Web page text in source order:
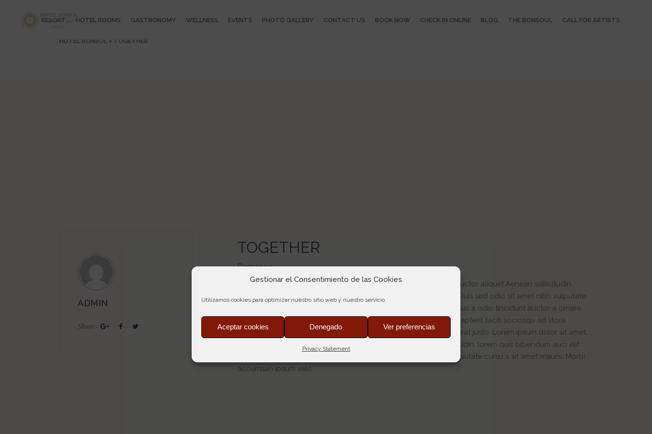
Gestionar el Consentimiento de las Cookies
Utilizamos cookies para optimizar nuestro sitio web y nuestro servicio.
Aceptar cookies Denegado Ver preferencias
Privacy Statement
RESORT HOTEL ROOMS GASTRONOMY WELLNESS EVENTS PHOTO GALLERY CONTACT US BOOK NOW CHECK IN ONLINE BLOG THE BONSOUL CALL FOR ARTISTS
HOTEL BONSOL > TOGETHER
TOGETHER
Romance
Lorem ipsum dolor sit amet, consectetuer gravida nibh vel velit auctor aliquet.Aenean sollicitudin,
lorem quis bibendum auci elit consequat ipsutis sem nibh id elit. Duis sed odio sit amet nibh vulputate
cursu a sit amet mauris. Morbi accumsan ipsum velit. Nam nec tellus a odio tincidunt auctor a ornare
odio. Sed non mauris vitae eratconsequat auctor eu in elit. Class aptent taciti sociosqu ad litora
torquent per conubia nostra, per inceptos himenaeos. Mauris in erat justo. Lorem ipsum dolor sit amet,
consectetuer gravida nibh vel velit auctor aliquet.Aenean sollicitudin, lorem quis bibendum auci elit
consequat ipsutis sem nibh id elit. Duis sed odio sit amet nibh vulputate cursu a sit amet mauris. Morbi
accumsan ipsum velit.
ADMIN
Share